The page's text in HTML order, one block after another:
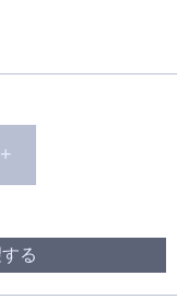
+
る